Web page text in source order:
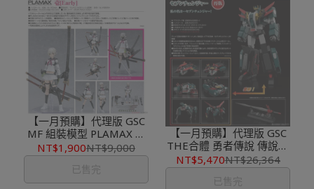
【一月預購】代理版 GSC
MF 組裝模型 PLAMAX 重
兵裝型女高中生 壹
［Early］
NT$1,900NT$9,000
已售完
【一月預購】代理版 GSC
THE合體 勇者傳說 傳說勇
者 七段變形 七合變體魔王
再販
NT$5,470NT$26,364
已售完